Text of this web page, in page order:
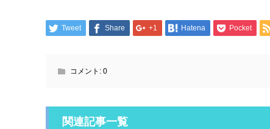
Tweet Share +1 Hatena Pocket
コメント: 0
関連記事一覧